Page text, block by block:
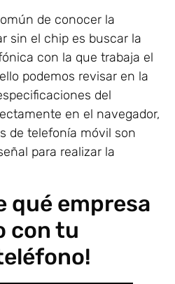
de conocer la
sin el chip es buscar la
con la que trabaja el
podemos revisar en la
del
en el navegador,
de telefonía móvil son
para realizar la
qué empresa
con tu